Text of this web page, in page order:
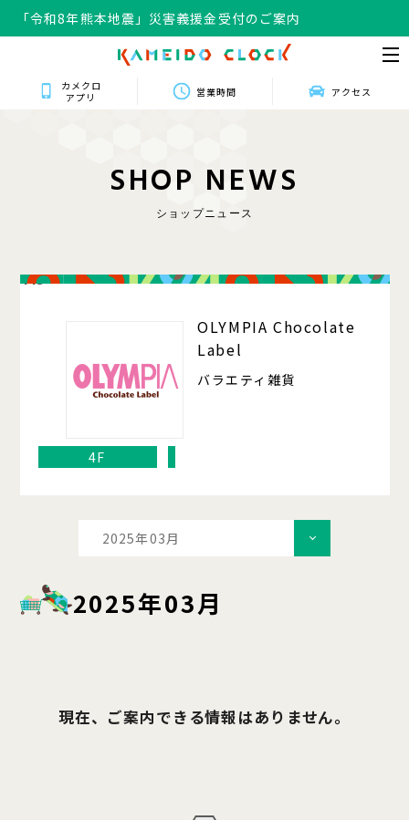
「令和8年熊本地震」災害義援金受付のご案内
カメクロ
アプリ
営業時間 アクセス
SHOP NEWS
ショップニュース
413
OLYMPIA Chocolate
Label
バラエティ雑貨
4F
2025年03月
2025年03月
現在、ご案内できる情報はありません。